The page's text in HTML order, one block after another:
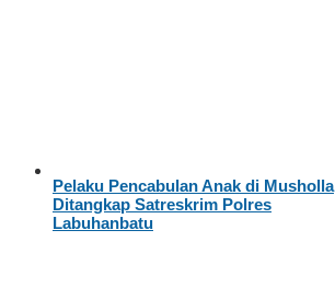
Pelaku Pencabulan Anak di Musholla
Ditangkap Satreskrim Polres
Labuhanbatu